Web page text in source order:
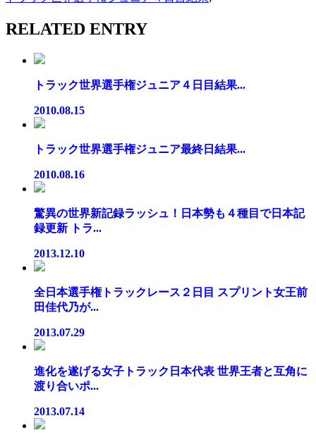
RELATED ENTRY
トラック世界選手権ジュニア４日目結果...
2010.08.15
トラック世界選手権ジュニア最終日結果...
2010.08.16
驚異の世界新記録ラッシュ！日本勢も４種目で日本記
録更新 トラ...
2013.12.10
全日本選手権トラックレース２日目 スプリント女王前
田佳代乃が...
2013.07.29
進化を遂げる女子トラック日本代表 世界王者と互角に
渡り合いポ...
2013.07.14